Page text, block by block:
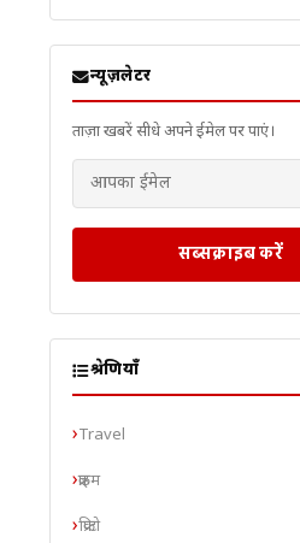
न्यूज़लेटर
ताज़ा खबरें सीधे अपने ईमेल पर पाएं।
सब्सक्राइब करें
श्रेणियाँ
Travel
क्राइम
क्रिप्टो